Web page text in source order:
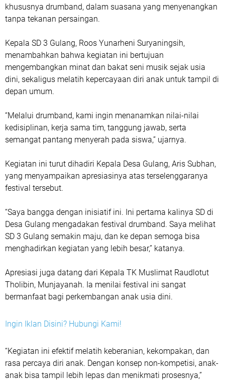
khususnya drumband, dalam suasana yang menyenangkan
tanpa tekanan persaingan.
Kepala SD 3 Gulang, Roos Yunarheni Suryaningsih,
menambahkan bahwa kegiatan ini bertujuan
mengembangkan minat dan bakat seni musik sejak usia
dini, sekaligus melatih kepercayaan diri anak untuk tampil di
depan umum.
“Melalui drumband, kami ingin menanamkan nilai-nilai
kedisiplinan, kerja sama tim, tanggung jawab, serta
semangat pantang menyerah pada siswa,” ujarnya.
Kegiatan ini turut dihadiri Kepala Desa Gulang, Aris Subhan,
yang menyampaikan apresiasinya atas terselenggaranya
festival tersebut.
“Saya bangga dengan inisiatif ini. Ini pertama kalinya SD di
Desa Gulang mengadakan festival drumband. Saya melihat
SD 3 Gulang semakin maju, dan ke depan semoga bisa
menghadirkan kegiatan yang lebih besar,” katanya.
Apresiasi juga datang dari Kepala TK Muslimat Raudlotut
Tholibin, Munjayanah. Ia menilai festival ini sangat
bermanfaat bagi perkembangan anak usia dini.
Ingin Iklan Disini? Hubungi Kami!
“Kegiatan ini efektif melatih keberanian, kekompakan, dan
rasa percaya diri anak. Dengan konsep non-kompetisi, anak-
anak bisa tampil lebih lepas dan menikmati prosesnya,”